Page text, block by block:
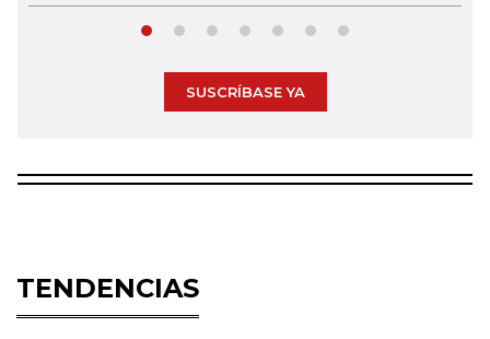
SUSCRÍBASE YA
TENDENCIAS